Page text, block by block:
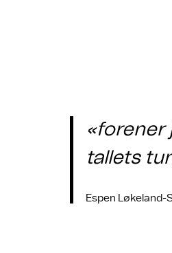
«forener
tallets
Espen Løkeland-